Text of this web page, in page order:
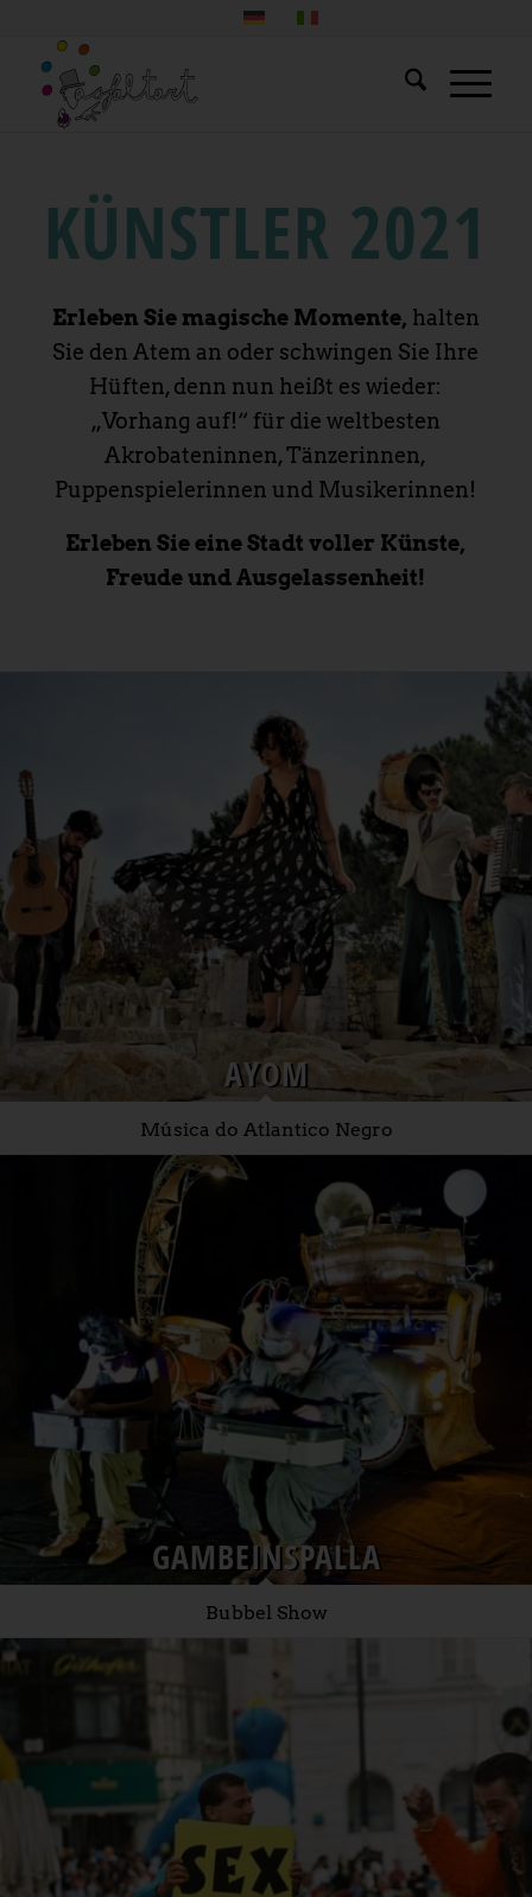
KÜNSTLER 2021
Erleben Sie magische Momente, halten
Sie den Atem an oder schwingen Sie Ihre
Hüften, denn nun heißt es wieder:
„Vorhang auf!“ für die weltbesten
Akrobateninnen, Tänzerinnen,
Puppenspielerinnen und Musikerinnen!
Erleben Sie eine Stadt voller Künste,
Freude und Ausgelassenheit!
AYOM
Música do Atlantico Negro
GAMBEINSPALLA
Bubbel Show